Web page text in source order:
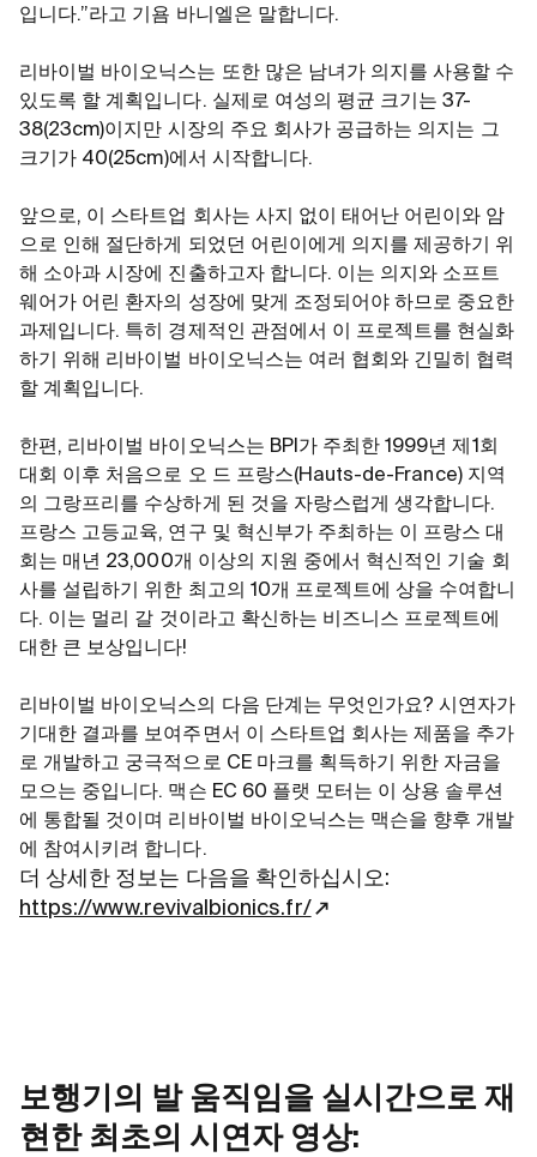
입니다.”라고 기욤 바니엘은 말합니다.
리바이벌 바이오닉스는 또한 많은 남녀가 의지를 사용할 수
있도록 할 계획입니다. 실제로 여성의 평균 크기는 37-
38(23cm)이지만 시장의 주요 회사가 공급하는 의지는 그
크기가 40(25cm)에서 시작합니다.
앞으로, 이 스타트업 회사는 사지 없이 태어난 어린이와 암
으로 인해 절단하게 되었던 어린이에게 의지를 제공하기 위
해 소아과 시장에 진출하고자 합니다. 이는 의지와 소프트
웨어가 어린 환자의 성장에 맞게 조정되어야 하므로 중요한
과제입니다. 특히 경제적인 관점에서 이 프로젝트를 현실화
하기 위해 리바이벌 바이오닉스는 여러 협회와 긴밀히 협력
할 계획입니다.
한편, 리바이벌 바이오닉스는 BPI가 주최한 1999년 제1회
대회 이후 처음으로 오 드 프랑스(Hauts-de-France) 지역
의 그랑프리를 수상하게 된 것을 자랑스럽게 생각합니다.
프랑스 고등교육, 연구 및 혁신부가 주최하는 이 프랑스 대
회는 매년 23,000개 이상의 지원 중에서 혁신적인 기술 회
사를 설립하기 위한 최고의 10개 프로젝트에 상을 수여합니
다. 이는 멀리 갈 것이라고 확신하는 비즈니스 프로젝트에
대한 큰 보상입니다!
리바이벌 바이오닉스의 다음 단계는 무엇인가요? 시연자가
기대한 결과를 보여주면서 이 스타트업 회사는 제품을 추가
로 개발하고 궁극적으로 CE 마크를 획득하기 위한 자금을
모으는 중입니다. 맥슨 EC 60 플랫 모터는 이 상용 솔루션
에 통합될 것이며 리바이벌 바이오닉스는 맥슨을 향후 개발
에 참여시키려 합니다.
더 상세한 정보는 다음을 확인하십시오:
https://www.revivalbionics.fr/
보행기의 발 움직임을 실시간으로 재
현한 최초의 시연자 영상: